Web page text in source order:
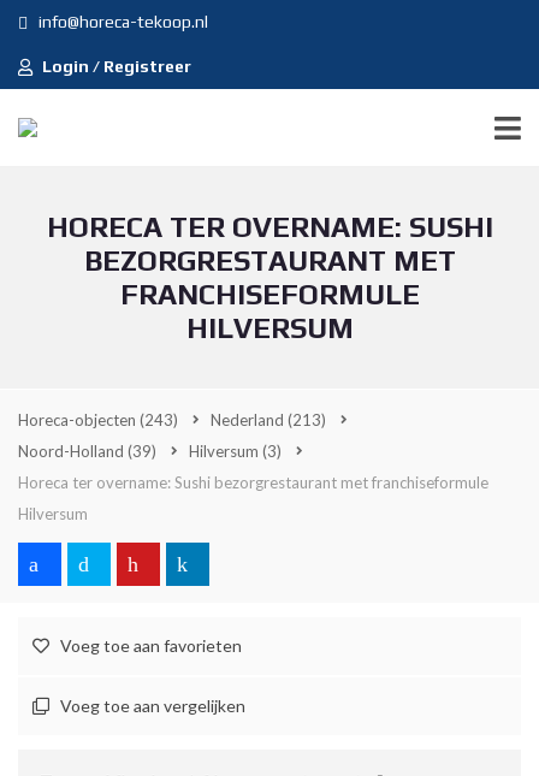
info@horeca-tekoop.nl
Login / Registreer
HORECA TER OVERNAME: SUSHI
BEZORGRESTAURANT MET
FRANCHISEFORMULE
HILVERSUM
Horeca-objecten (243) Nederland (213)
Noord-Holland (39) Hilversum (3)
Horeca ter overname: Sushi bezorgrestaurant met franchiseformule
Hilversum
Voeg toe aan favorieten
Voeg toe aan vergelijken